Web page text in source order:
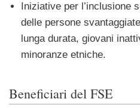
Iniziative per l’inclusione
delle persone
lunga durata, giovani
minoranze etniche.
Beneficiari del FSE